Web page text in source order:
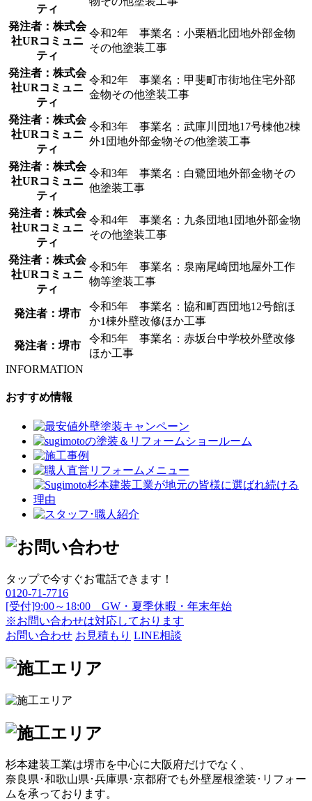
ティ
発注者：株式会
社URコミュニ
ティ
令和2年 事業名：小栗栖北団地外部金物
その他塗装工事
発注者：株式会
社URコミュニ
ティ
令和2年 事業名：甲斐町市街地住宅外部
金物その他塗装工事
発注者：株式会
社URコミュニ
ティ
令和3年 事業名：武庫川団地17号棟他2棟
外1団地外部金物その他塗装工事
発注者：株式会
社URコミュニ
ティ
令和3年 事業名：白鷺団地外部金物その
他塗装工事
発注者：株式会
社URコミュニ
ティ
令和4年 事業名：九条団地1団地外部金物
その他塗装工事
発注者：株式会
社URコミュニ
ティ
令和5年 事業名：泉南尾崎団地屋外工作
物等塗装工事
発注者：堺市
令和5年 事業名：協和町西団地12号館ほ
か1棟外壁改修ほか工事
発注者：堺市
令和5年 事業名：赤坂台中学校外壁改修
ほか工事
INFORMATION
おすすめ情報
タップで今すぐお電話できます！
0120-71-7716
[受付]9:00～18:00 GW・夏季休暇・年末年始
※お問い合わせは対応しております
お問い合わせ お見積もり LINE相談
杉本建装工業は堺市を中心に大阪府だけでなく、
奈良県･和歌山県･兵庫県･京都府でも外壁屋根塗装･リフォー
ムを承っております。